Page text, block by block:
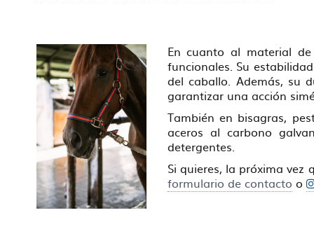
En cuanto al material
funcionales. Su
del caballo. Además, su
garantizar una acción
También en bisagras,
aceros al carbono
detergentes.
Si quieres, la próxima
formulario de contacto o